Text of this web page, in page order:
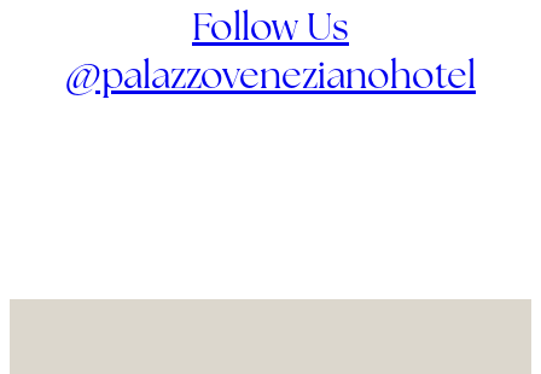
Follow Us
@palazzovenezianohotel